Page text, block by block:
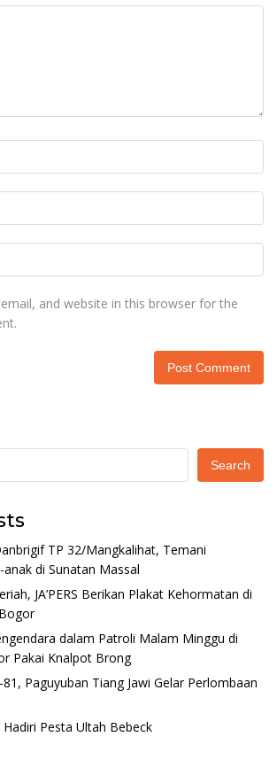
and website in this browser for the
Search
TP 32/Mangkalihat, Temani
di Sunatan Massal
JA’PERS Berikan Plakat Kehormatan di
dalam Patroli Malam Minggu di
Pakai Knalpot Brong
Paguyuban Tiang Jawi Gelar Perlombaan
Pesta Ultah Bebeck